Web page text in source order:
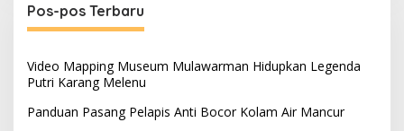
Pos-pos Terbaru
Video Mapping Museum Mulawarman Hidupkan Legenda
Putri Karang Melenu
Panduan Pasang Pelapis Anti Bocor Kolam Air Mancur